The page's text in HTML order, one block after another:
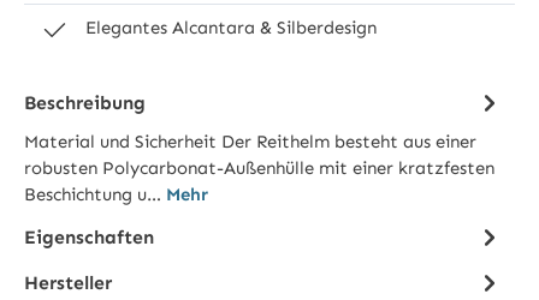
Elegantes Alcantara & Silberdesign
Beschreibung
Material und Sicherheit Der Reithelm besteht aus einer
robusten Polycarbonat-Außenhülle mit einer kratzfesten
Beschichtung u… Mehr
Eigenschaften
Hersteller